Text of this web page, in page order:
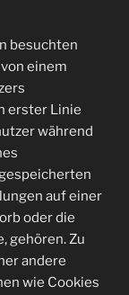
besuchten
einem
erster Linie
während
auf einer
oder die
gehören. Zu
andere
wie Cookies